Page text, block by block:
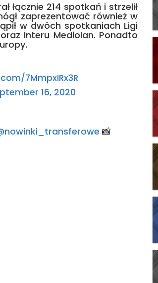
łącznie 214 spotkań i strzelił
zaprezentować również w
w dwóch spotkaniach Ligi
Interu Mediolan. Ponadto
7MmpxIRx3R
16, 2020
📸